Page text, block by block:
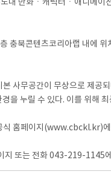
내 만화ㆍ캐릭터ㆍ애니메
충북콘텐츠코리아랩 내에
사무공간이 무상으로 제공
을 누릴 수 있다. 이를 위해
식 홈페이지
지 또는 전화 043-219-1145